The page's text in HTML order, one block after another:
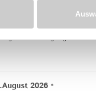
(Einzelfahrten
NICHT gültig!
2026 *